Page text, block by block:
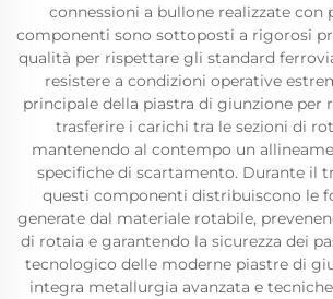
connessioni a bullone realizzate con
componenti sono sottoposti a rigorosi
qualità per rispettare gli standard
resistere a condizioni operative
principale della piastra di giunzione per
trasferire i carichi tra le sezioni di
mantenendo al contempo un
specifiche di scartamento. Durante il
questi componenti distribuiscono le
generate dal materiale rotabile,
di rotaia e garantendo la sicurezza dei
tecnologico delle moderne piastre di
integra metallurgia avanzata e